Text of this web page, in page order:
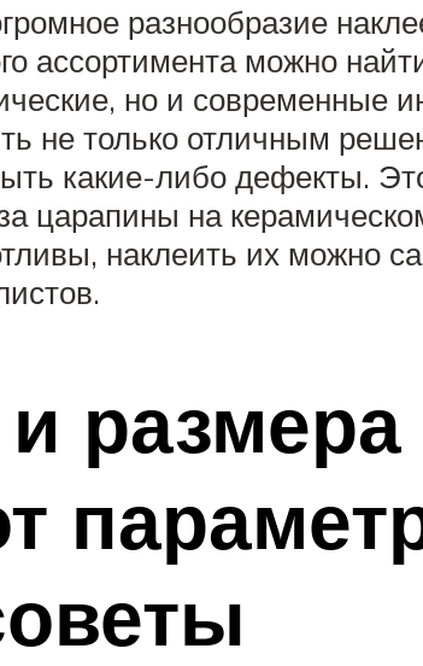
разнообразие
ассортимента можно
но и современные
не только отличным
какие-либо дефекты.
царапины на
наклеить их можно